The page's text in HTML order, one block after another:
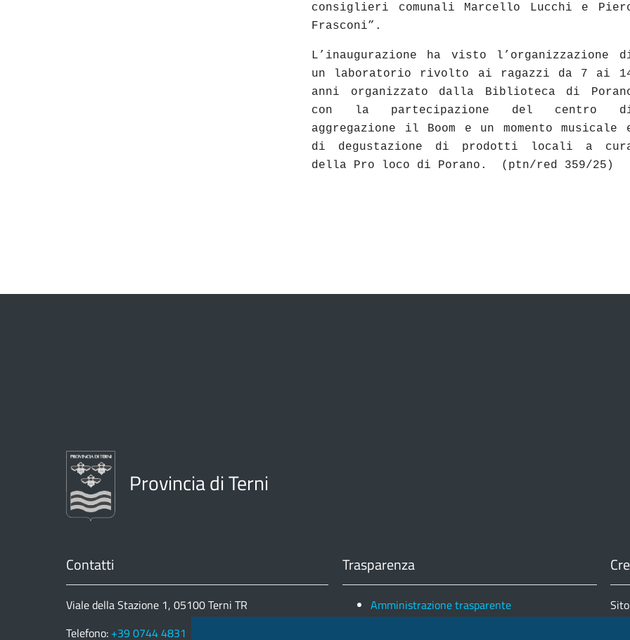
consiglieri comunali Marcello Lucchi e
Frasconi”.
L’inaugurazione ha visto l’organizzazione
un laboratorio rivolto ai ragazzi da 7 ai
anni organizzato dalla Biblioteca di
con la partecipazione del centro
aggregazione il Boom e un momento musicale
di degustazione di prodotti locali a
della Pro loco di Porano.
(ptn/red 359/25)
Provincia di Terni
Contatti
Viale della Stazione 1, 05100 Terni TR
Telefono: +39 0744 4831
Trasparenza
Amministrazione trasparente
Note legali e copyright